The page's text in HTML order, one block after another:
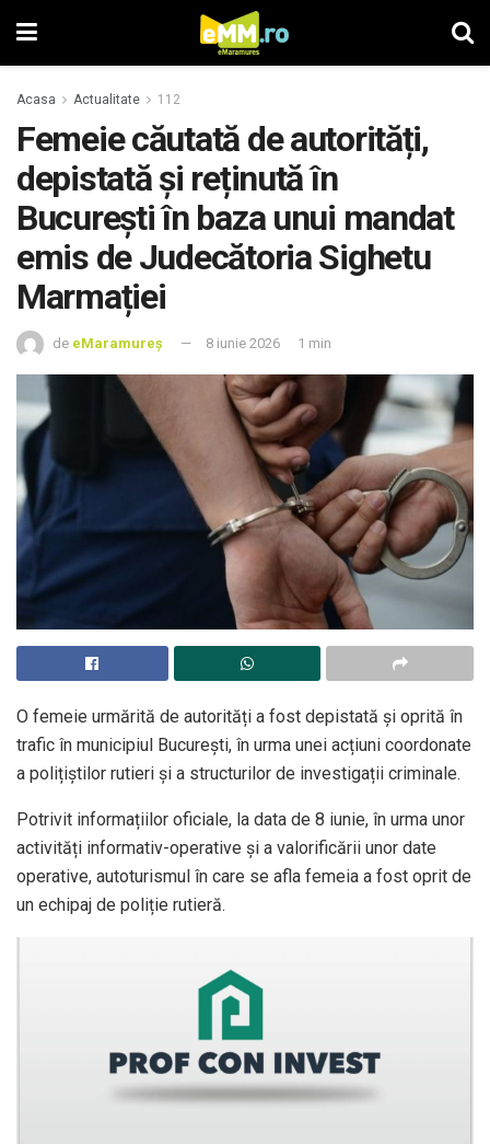
Acasa Actualitate 112
Femeie căutată de autorități,
depistată și reținută în
București în baza unui mandat
emis de Judecătoria Sighetu
Marmației
de eMaramureș 8 iunie 2026 1 min
O femeie urmărită de autorități a fost depistată și oprită în
trafic în municipiul București, în urma unei acțiuni coordonate
a polițiștilor rutieri și a structurilor de investigații criminale.
Potrivit informațiilor oficiale, la data de 8 iunie, în urma unor
activități informativ-operative și a valorificării unor date
operative, autoturismul în care se afla femeia a fost oprit de
un echipaj de poliție rutieră.